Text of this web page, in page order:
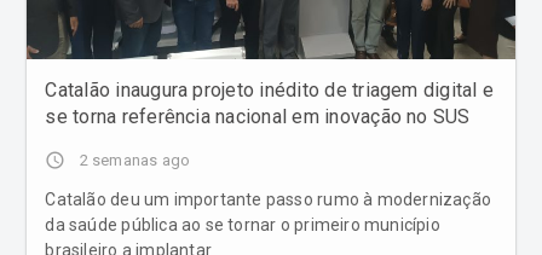
Catalão inaugura projeto inédito de triagem digital e
se torna referência nacional em inovação no SUS
access_time 2 semanas ago
Catalão deu um importante passo rumo à modernização
da saúde pública ao se tornar o primeiro município
brasileiro a implantar